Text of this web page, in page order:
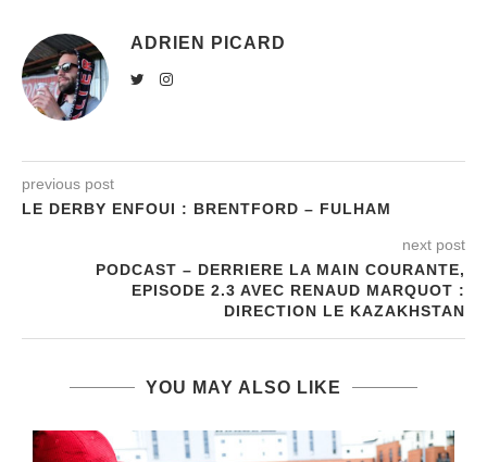
ADRIEN PICARD
previous post
LE DERBY ENFOUI : BRENTFORD – FULHAM
next post
PODCAST – DERRIERE LA MAIN COURANTE,
EPISODE 2.3 AVEC RENAUD MARQUOT :
DIRECTION LE KAZAKHSTAN
YOU MAY ALSO LIKE